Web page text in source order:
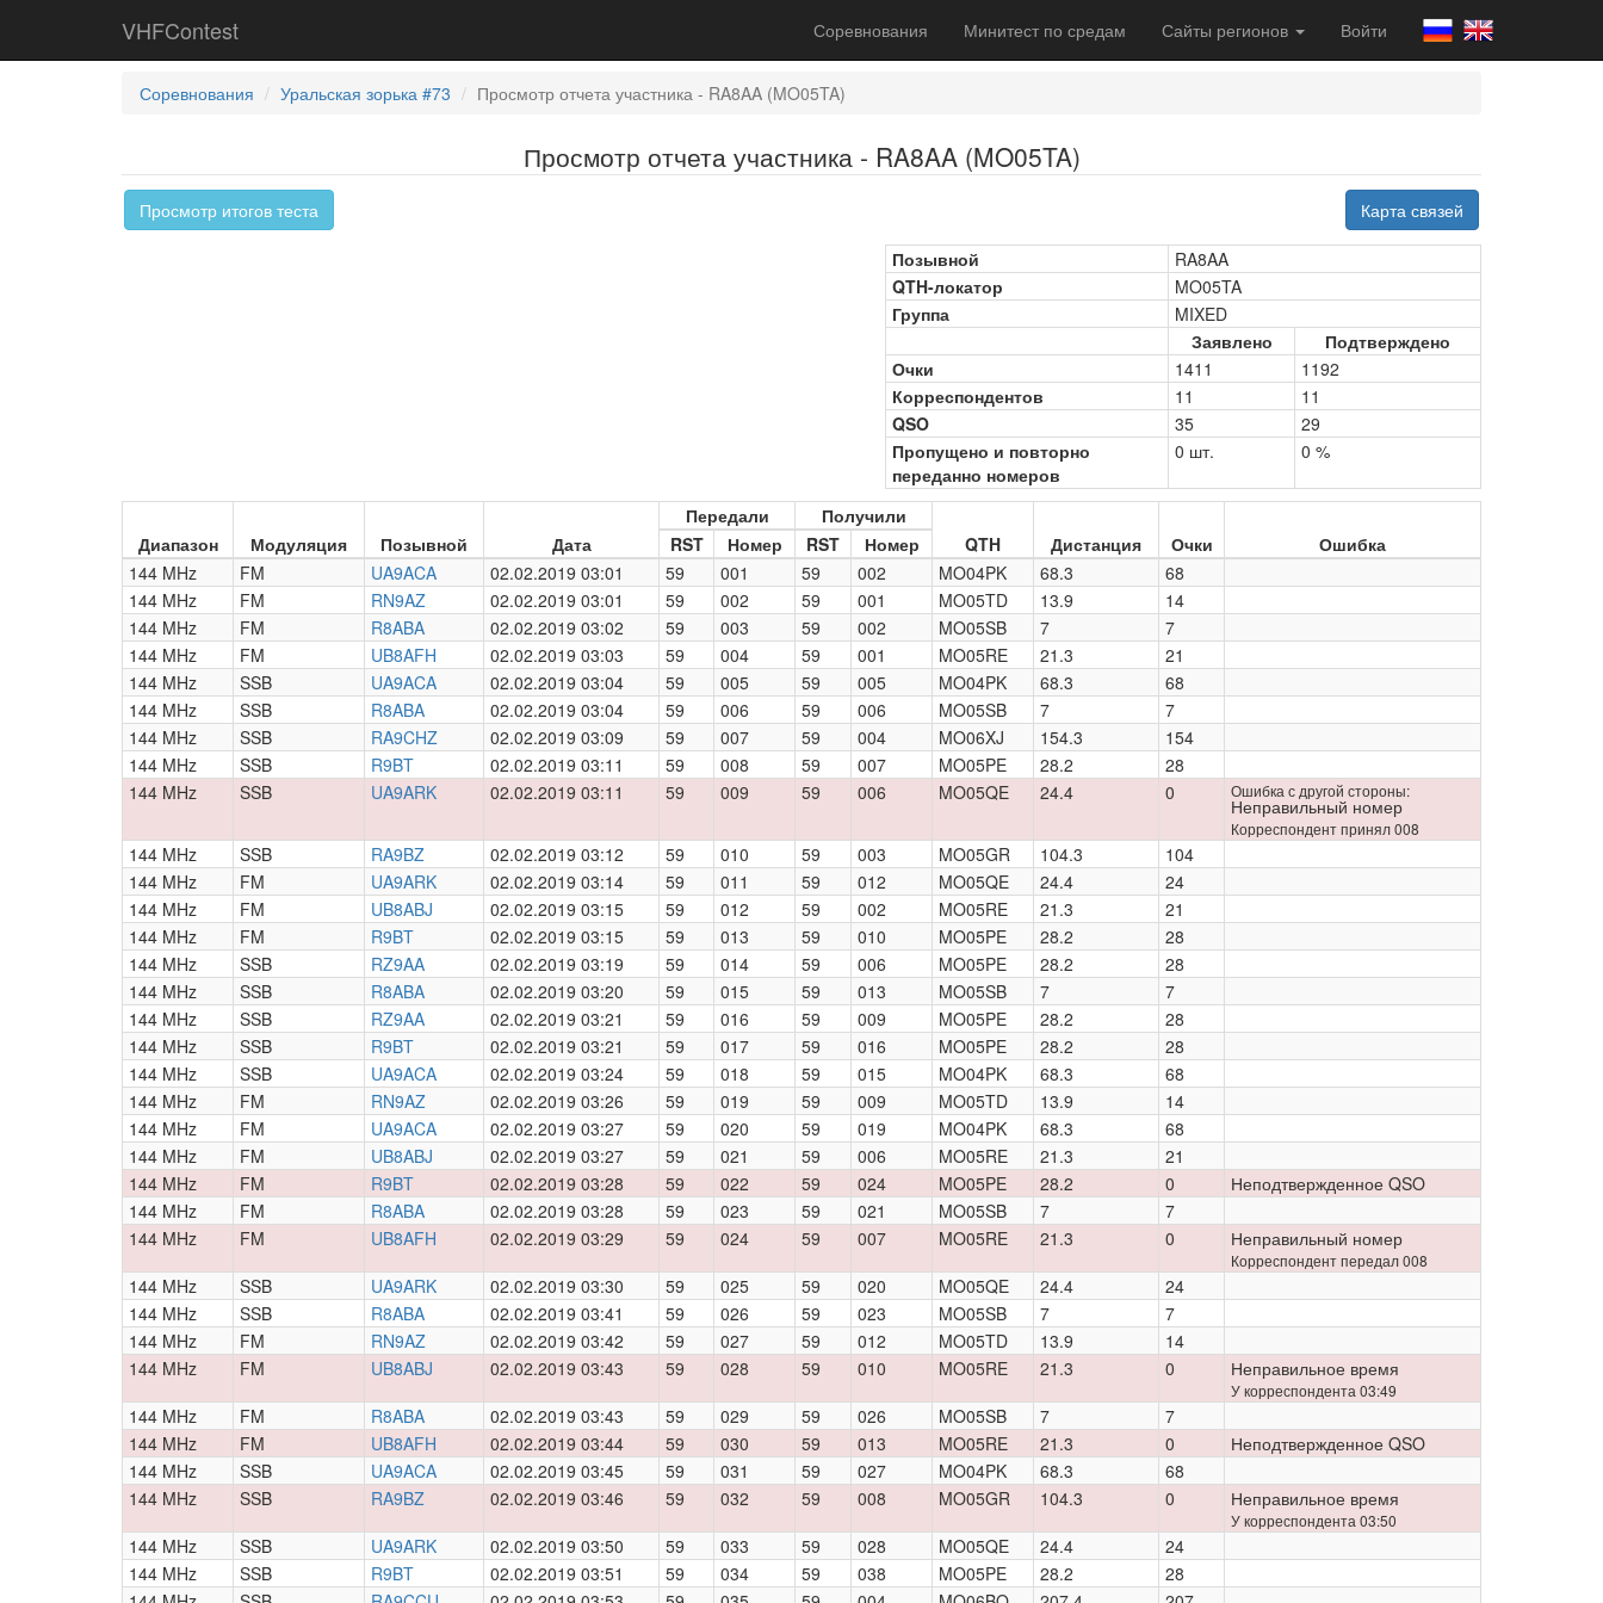
VHFContest Соревнования Минитест по средам Сайты регионов Войти
Соревнования Уральская зорька #73 Просмотр отчета участника - RA8AA (MO05TA)
Просмотр отчета участника - RA8AA (MO05TA)
Просмотр итогов теста Карта связей
Позывной
RA8AA
QTH-локатор
MO05TA
Группа
MIXED
Заявлено
Подтверждено
Очки
1411
1192
Корреспондентов
11
11
QSO
35
29
Пропущено и повторно
переданно номеров
0 шт. 0 %
Диапазон Модуляция Позывной Дата
Передали
Получили
QTH
Дистанция Очки Ошибка
RST Номер RST
Номер
144 MHz
FM UA9ACA 02.02.2019 03:01 59 001 59 002 MO04PK 68.3
68
144 MHz
FM RN9AZ 02.02.2019 03:01 59 002 59 001 MO05TD 13.9
14
144 MHz
FM R8ABA 02.02.2019 03:02 59 003 59 002 MO05SB 7
7
144 MHz
FM UB8AFH 02.02.2019 03:03 59 004 59 001 MO05RE 21.3
21
144 MHz
SSB UA9ACA 02.02.2019 03:04 59 005 59 005 MO04PK 68.3
68
144 MHz
SSB R8ABA 02.02.2019 03:04 59 006 59 006 MO05SB 7
7
144 MHz
SSB RA9CHZ 02.02.2019 03:09 59 007 59 004 MO06XJ 154.3
154
144 MHz
SSB R9BT 02.02.2019 03:11 59 008 59 007 MO05PE 28.2
28
144 MHz
SSB UA9ARK 02.02.2019 03:11 59 009 59 006 MO05QE 24.4 0 Ошибка с другой стороны:
Неправильный номер
Корреспондент принял 008
144 MHz SSB RA9BZ 02.02.2019 03:12 59 010 59 003 MO05GR 104.3
104
144 MHz
FM UA9ARK 02.02.2019 03:14 59 011 59 012 MO05QE 24.4
24
144 MHz
FM UB8ABJ 02.02.2019 03:15 59 012 59 002 MO05RE 21.3
21
144 MHz
FM R9BT 02.02.2019 03:15 59 013 59 010 MO05PE 28.2
28
144 MHz
SSB RZ9AA 02.02.2019 03:19 59 014 59 006 MO05PE 28.2
28
144 MHz
SSB R8ABA 02.02.2019 03:20 59 015 59 013 MO05SB 7
7
144 MHz
SSB RZ9AA 02.02.2019 03:21 59 016 59 009 MO05PE 28.2
28
144 MHz
SSB R9BT 02.02.2019 03:21 59 017 59 016 MO05PE 28.2
28
144 MHz
SSB UA9ACA 02.02.2019 03:24 59 018 59 015 MO04PK 68.3
68
144 MHz
FM RN9AZ 02.02.2019 03:26 59 019 59 009 MO05TD 13.9
14
144 MHz
FM UA9ACA 02.02.2019 03:27 59 020 59 019 MO04PK 68.3
68
144 MHz
FM UB8ABJ 02.02.2019 03:27 59 021 59 006 MO05RE 21.3
21
144 MHz
FM R9BT 02.02.2019 03:28 59 022 59 024 MO05PE 28.2 0
Неподтвержденное QSO
144 MHz
FM R8ABA 02.02.2019 03:28 59 023 59 021 MO05SB 7
7
144 MHz
FM UB8AFH 02.02.2019 03:29 59 024 59 007 MO05RE 21.3 0 Неправильный номер
Корреспондент передал 008
144 MHz SSB UA9ARK 02.02.2019 03:30 59 025 59 020 MO05QE 24.4
24
144 MHz
SSB R8ABA 02.02.2019 03:41 59 026 59 023 MO05SB 7
7
144 MHz
FM RN9AZ 02.02.2019 03:42 59 027 59 012 MO05TD 13.9
14
144 MHz
FM UB8ABJ 02.02.2019 03:43 59 028 59 010 MO05RE 21.3 0 Неправильное время
У корреспондента 03:49
144 MHz FM R8ABA 02.02.2019 03:43 59 029 59 026 MO05SB 7
7
144 MHz
FM UB8AFH 02.02.2019 03:44 59 030 59 013 MO05RE 21.3 0
Неподтвержденное QSO
144 MHz
SSB UA9ACA 02.02.2019 03:45 59 031 59 027 MO04PK 68.3
68
144 MHz
SSB RA9BZ 02.02.2019 03:46 59 032 59 008 MO05GR 104.3 0 Неправильное время
У корреспондента 03:50
144 MHz SSB UA9ARK 02.02.2019 03:50 59 033 59 028 MO05QE 24.4
24
144 MHz
SSB R9BT 02.02.2019 03:51 59 034 59 038 MO05PE 28.2
28